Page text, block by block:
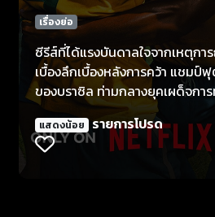
เรื่องย่อ
ซีรีส์ที่ได้แรงบันดาลใจจากเหตุกา
เบื้องลึกเบื้องหลังการคว้า แชมป์
ของบราซิล ท่ามกลางยุคเผด็จกา
แสดงน้อย รายการโปรด